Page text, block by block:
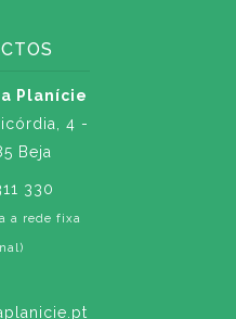
Planície
4 -
Beja
330
a rede fixa